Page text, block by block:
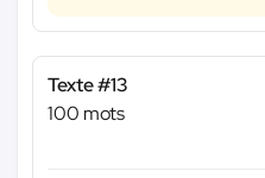
Texte #13
100 mots